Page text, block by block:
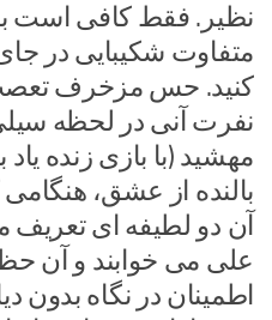
نظیر. فقط کافی است
متفاوت شکیبایی در
کنید. حس مزخرف
نفرت آنی در لحظه
مهشید (با بازی زنده
بالنده از عشق،
آن دو لطیفه ای تعریف
علی می خوابند و آن حظ
اطمینان در نگاه بدون